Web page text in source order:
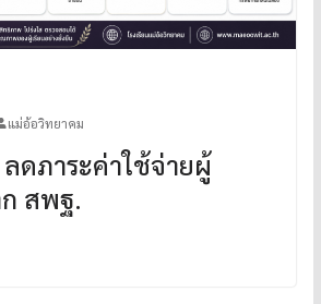
แม่อ้อวิทยาคม
ลดภาระค่าใช้จ่ายผู้
สพฐ.